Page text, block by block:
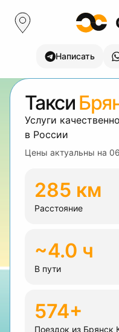
Написать
Такси
Услуги
в России
Цены актуальны на
285 км
Расстояние
~4.0 ч
В пути
574+
Поездок из Брянск